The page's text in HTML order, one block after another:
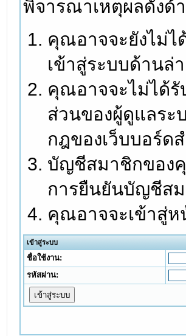
พิจารณาเหตุผลดังด้
คุณอาจจะยังไม่ไ
เข้าสู่ระบบด้านล่
คุณอาจจะไม่ได้
ส่วนของผู้ดูแลร
กฎของเว็บบอร์ด
บัญชีสมาชิกของคุ
การยืนยันบัญชีส
คุณอาจจะเข้าสู่ห
เข้าสู่ระบบ
ชื่อใช้งาน:
รหัสผ่าน: